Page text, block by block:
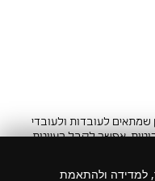
לעובדות ולעובדי
אפשר לקבל רעיונות
למדידה ולהתאמת